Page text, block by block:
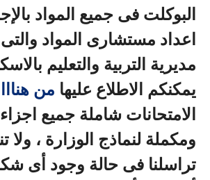
البوكلت فى جميع المواد
اعداد مستشارى المواد
مديرية التربية والتعليم
يمكنكم الاطلاع عليها من
الامتحانات شاملة جميع
ومكملة لنماذج الوزارة ،
تراسلنا فى حالة وجود أى